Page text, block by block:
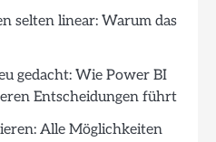
selten linear: Warum das
gedacht: Wie Power BI
Entscheidungen führt
Alle Möglichkeiten